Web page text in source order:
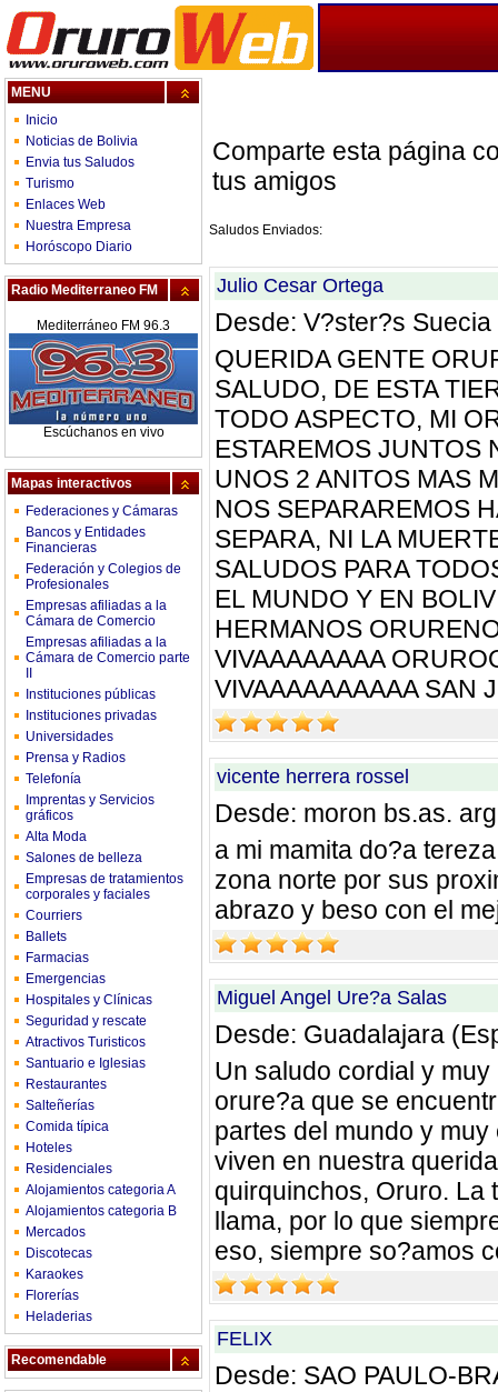
MENU
Inicio
Noticias de Bolivia
Envia tus Saludos
Turismo
Enlaces Web
Nuestra Empresa
Horóscopo Diario
Radio Mediterraneo FM
Mediterráneo FM 96.3
Escúchanos en vivo
Mapas interactivos
Federaciones y Cámaras
Bancos y Entidades
Financieras
Federación y Colegios de
Profesionales
Empresas afiliadas a la
Cámara de Comercio
Empresas afiliadas a la
Cámara de Comercio parte
Instituciones públicas
Instituciones privadas
Universidades
Prensa y Radios
Telefonía
Imprentas y Servicios
gráficos
Alta Moda
Salones de belleza
Empresas de tratamientos
corporales y faciales
Courriers
Ballets
Farmacias
Emergencias
Hospitales y Clínicas
Seguridad y rescate
Atractivos Turisticos
Santuario e Iglesias
Restaurantes
Salteñerías
Comida típica
Hoteles
Residenciales
Alojamientos categoria A
Alojamientos categoria B
Mercados
Discotecas
Karaokes
Florerías
Heladerias
Recomendable
Comparte esta página
tus amigos
Saludos Enviados:
Julio Cesar Ortega
Desde: V?ster?s Suecia
QUERIDA GENTE
SALUDO, DE ESTA
TODO ASPECTO, MI
ESTAREMOS JUNTOS
UNOS 2 ANITOS MAS
NOS SEPARAREMOS
SEPARA, NI LA
SALUDOS PARA
EL MUNDO Y EN
HERMANOS
VIVAAAAAAAA
VIVAAAAAAAAAA SAN
vicente herrera rossel
Desde: moron bs.as.
a mi mamita do?a
zona norte por sus
abrazo y beso con el
Miguel Angel Ure?a Salas
Desde: Guadalajara
Un saludo cordial y
orure?a que se
partes del mundo y
viven en nuestra
quirquinchos, Oruro. La
llama, por lo que
eso, siempre so?amos
FELIX
Desde: SAO PAULO-